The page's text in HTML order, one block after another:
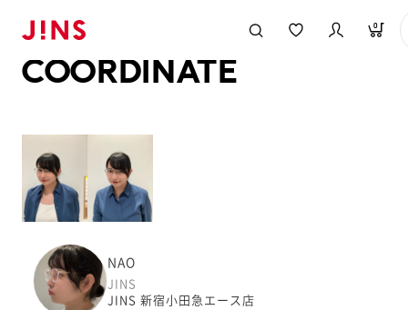
0
COORDINATE
NAO
JINS
JINS 新宿小田急エース店